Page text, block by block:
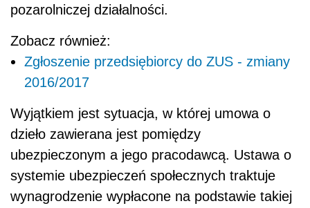
pozarolniczej działalności.
Zobacz również:
Zgłoszenie przedsiębiorcy do ZUS - zmiany
2016/2017
Wyjątkiem jest sytuacja, w której umowa o
dzieło zawierana jest pomiędzy
ubezpieczonym a jego pracodawcą. Ustawa o
systemie ubezpieczeń społecznych traktuje
wynagrodzenie wypłacone na podstawie takiej